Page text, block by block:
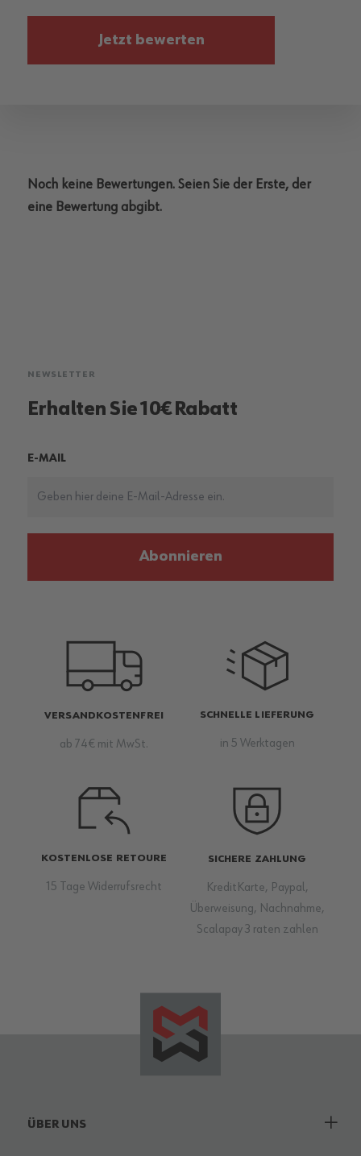
Jetzt bewerten
Noch keine Bewertungen. Seien Sie der Erste, der
eine Bewertung abgibt.
NEWSLETTER
Erhalten Sie 10€ Rabatt
E-MAIL
Abonnieren
VERSANDKOSTENFREI
ab 74€ mit MwSt.
SCHNELLE LIEFERUNG
in 5 Werktagen
KOSTENLOSE RETOURE
15 Tage Widerrufsrecht
SICHERE ZAHLUNG
KreditKarte, Paypal,
Überweisung, Nachnahme,
Scalapay 3 raten zahlen
ÜBER UNS